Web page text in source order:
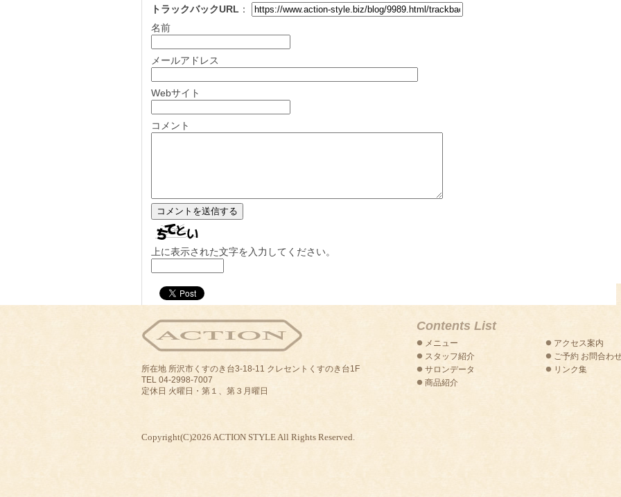
トラックバックURL ：
名前
メールアドレス
Webサイト
コメント
上に表示された文字を入力してください。
所在地 所沢市くすのき台3-18-11 クレセントくすのき台1F
TEL 04-2998-7007
定休日 火曜日・第１、第３月曜日
Contents List
メニュー
スタッフ紹介
サロンデータ
商品紹介
アクセス案内
ご予約 お問合わ
リンク集
Copyright(C)2026 ACTION STYLE All Rights Reserved.